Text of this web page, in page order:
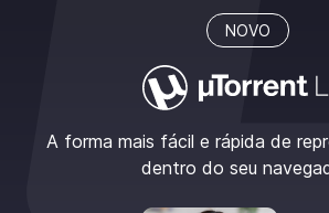
NOVO
A forma mais fácil e rápida de
dentro do seu